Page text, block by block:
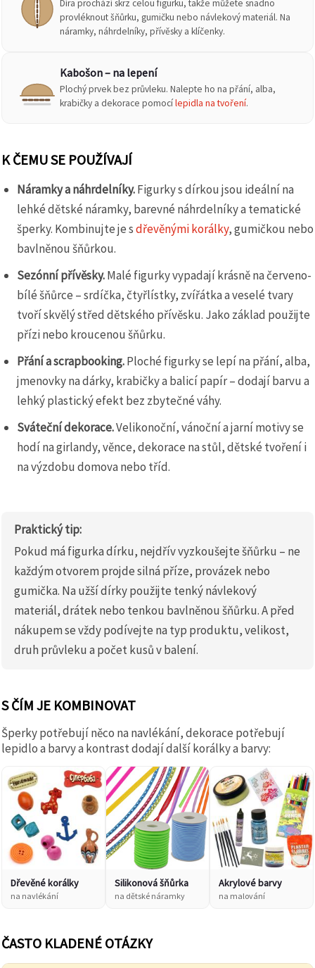
Díra prochází skrz celou figurku, takže můžete snadno
provléknout šňůrku, gumičku nebo návlekový materiál. Na
náramky, náhrdelníky, přívěsky a klíčenky.
Kabošon – na lepení
Plochý prvek bez průvleku. Nalepte ho na přání, alba,
krabičky a dekorace pomocílepidla na tvoření.
K ČEMU SE POUŽÍVAJÍ
Náramky a náhrdelníky.Figurky s dírkou jsou ideální na
lehké dětské náramky, barevné náhrdelníky a tematické
šperky. Kombinujte je sdřevěnými korálky, gumičkou nebo
bavlněnou šňůrkou.
Sezónní přívěsky.Malé figurky vypadají krásně na červeno-
bílé šňůrce – srdíčka, čtyřlístky, zvířátka a veselé tvary
tvoří skvělý střed dětského přívěsku. Jako základ použijte
přízi nebo kroucenou šňůrku.
Přání a scrapbooking.Ploché figurky se lepí na přání, alba,
jmenovky na dárky, krabičky a balicí papír – dodají barvu a
lehký plastický efekt bez zbytečné váhy.
Sváteční dekorace.Velikonoční, vánoční a jarní motivy se
hodí na girlandy, věnce, dekorace na stůl, dětské tvoření i
na výzdobu domova nebo tříd.
Praktický tip:
Pokud má figurka dírku, nejdřív vyzkoušejte šňůrku – ne
každým otvorem projde silná příze, provázek nebo
gumička. Na užší dírky použijte tenký návlekový
materiál, drátek nebo tenkou bavlněnou šňůrku. A před
nákupem se vždy podívejte na typ produktu, velikost,
druh průvleku a počet kusů v balení.
S ČÍM JE KOMBINOVAT
Šperky potřebují něco na navlékání, dekorace potřebují
lepidlo a barvy a kontrast dodají další korálky a barvy:
Dřevěné korálky
na navlékání
Silikonová šňůrka
na dětské náramky
Akrylové barvy
na malování
ČASTO KLADENÉ OTÁZKY